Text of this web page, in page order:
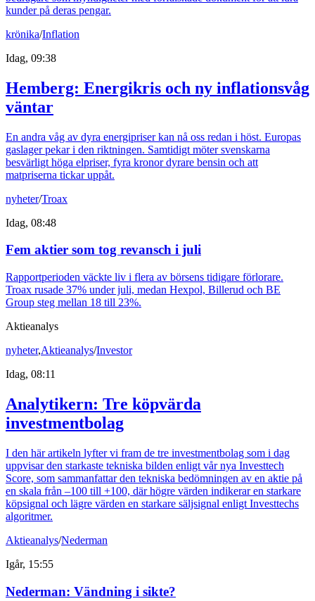
kunder på deras pengar.
krönika/Inflation
Idag, 09:38
Hemberg: Energikris och ny inflationsvåg
väntar
En andra våg av dyra energipriser kan nå oss redan i höst. Europas
gaslager pekar i den riktningen. Samtidigt möter svenskarna
besvärligt höga elpriser, fyra kronor dyrare bensin och att
matpriserna tickar uppåt.
nyheter/Troax
Idag, 08:48
Fem aktier som tog revansch i juli
Rapportperioden väckte liv i flera av börsens tidigare förlorare.
Troax rusade 37% under juli, medan Hexpol, Billerud och BE
Group steg mellan 18 till 23%.
Aktieanalys
nyheter,Aktieanalys/Investor
Idag, 08:11
Analytikern: Tre köpvärda
investmentbolag
I den här artikeln lyfter vi fram de tre investmentbolag som i dag
uppvisar den starkaste tekniska bilden enligt vår nya Investtech
Score, som sammanfattar den tekniska bedömningen av en aktie på
en skala från –100 till +100, där högre värden indikerar en starkare
köpsignal och lägre värden en starkare säljsignal enligt Investtechs
algoritmer.
Aktieanalys/Nederman
Igår, 15:55
Nederman: Vändning i sikte?